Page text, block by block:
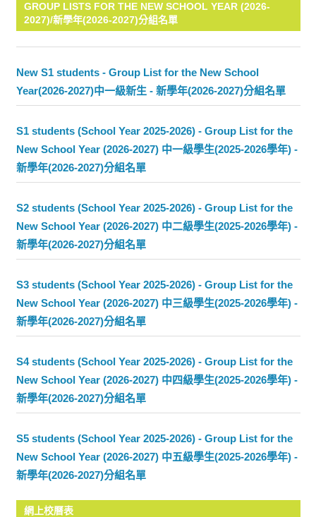
GROUP LISTS FOR THE NEW SCHOOL YEAR (2026-
2027)/新學年(2026-2027)分組名單
New S1 students - Group List for the New School
Year(2026-2027)中一級新生 - 新學年(2026-2027)分組名單
S1 students (School Year 2025-2026) - Group List for the
New School Year (2026-2027) 中一級學生(2025-2026學年) -
新學年(2026-2027)分組名單
S2 students (School Year 2025-2026) - Group List for the
New School Year (2026-2027) 中二級學生(2025-2026學年) -
新學年(2026-2027)分組名單
S3 students (School Year 2025-2026) - Group List for the
New School Year (2026-2027) 中三級學生(2025-2026學年) -
新學年(2026-2027)分組名單
S4 students (School Year 2025-2026) - Group List for the
New School Year (2026-2027) 中四級學生(2025-2026學年) -
新學年(2026-2027)分組名單
S5 students (School Year 2025-2026) - Group List for the
New School Year (2026-2027) 中五級學生(2025-2026學年) -
新學年(2026-2027)分組名單
網上校曆表